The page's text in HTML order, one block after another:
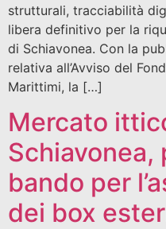
strutturali, tracciabilità
libera definitivo per la
di Schiavonea. Con la
relativa all’Avviso del
Marittimi, la […]
Mercato
bando per
dei box